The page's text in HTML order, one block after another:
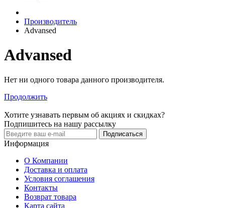
Производитель
Advansed
Advansed
Нет ни одного товара данного производителя.
Продолжить
Хотите узнавать первым об акциях и скидках?
Подпишитесь на нашу рассылку
Подписаться
Информация
О Компании
Доставка и оплата
Условия соглашения
Контакты
Возврат товара
Карта сайта